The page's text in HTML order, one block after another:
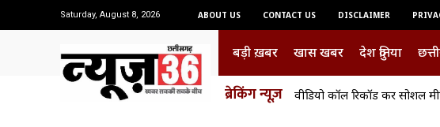
Saturday, August 8, 2026 ABOUT US CONTACT US DISCLAIMER
बड़ी ख़बर खास खबर देश दुनिया
ब्रेकिंग न्यूज़ वीडियो कॉल रिकॉर्ड कर सोशल